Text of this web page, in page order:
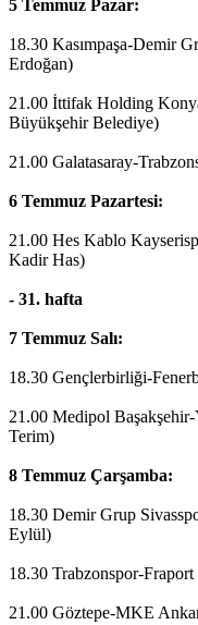
5 Temmuz Pazar:
18.30 Kasımpaşa-Demir
Erdoğan)
21.00 İttifak Holding
Büyükşehir Belediye)
21.00 Galatasaray-
6 Temmuz Pazartesi:
21.00 Hes Kablo
Kadir Has)
- 31. hafta
7 Temmuz Salı:
18.30 Gençlerbirliği-
21.00 Medipol
Terim)
8 Temmuz Çarşamba:
18.30 Demir Grup
Eylül)
18.30 Trabzonspor-
21.00 Göztepe-MKE